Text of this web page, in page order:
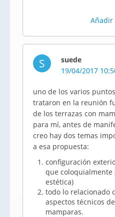
Añadir
S
suede
19/04/2017
uno de los varios
trataron en la reunión
de los terrazas con
para mí, antes de
creo hay dos temas
a esa propuesta:
configuración
que coloquialmente
estética)
todo lo relacionado
aspectos técnicos
mamparas.